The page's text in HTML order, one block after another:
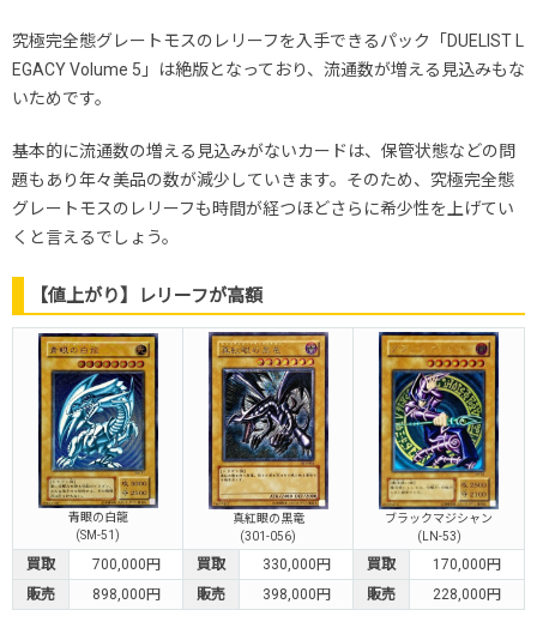
究極完全態グレートモスのレリーフを入手できるパック「DUELIST L
EGACY Volume 5」は絶版となっており、流通数が増える見込みもな
いためです。
基本的に流通数の増える見込みがないカードは、保管状態などの問
題もあり年々美品の数が減少していきます。そのため、究極完全態
グレートモスのレリーフも時間が経つほどさらに希少性を上げてい
くと言えるでしょう。
【値上がり】レリーフが高額
青眼の白龍
(SM-51)
真紅眼の黒竜
(301-056)
ブラックマジシャン
(LN-53)
買取 700,000円 買取 330,000円 買取
170,000円
販売
898,000円 販売 398,000円 販売 228,000円